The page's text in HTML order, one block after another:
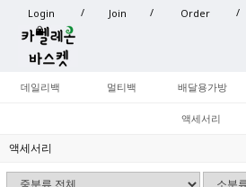
Login Join Order
데일리백 멀티백 배달용가방
액세서리
액세서리